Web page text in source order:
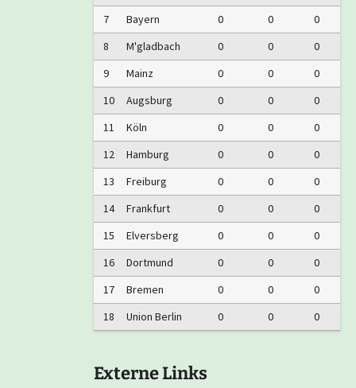
7
Bayern 0 0
0
8
M'gladbach 0 0
0
9
Mainz 0 0
0
10
Augsburg 0 0
0
11
Köln 0 0
0
12
Hamburg 0 0
0
13
Freiburg 0 0
0
14
Frankfurt 0 0
0
15
Elversberg 0 0
0
16
Dortmund 0 0
0
17
Bremen 0 0
0
18
Union Berlin 0 0 0
Externe Links